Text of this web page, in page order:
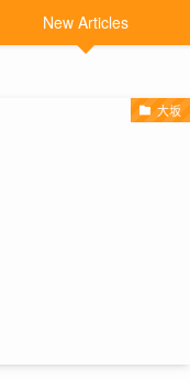
New Articles
大坂